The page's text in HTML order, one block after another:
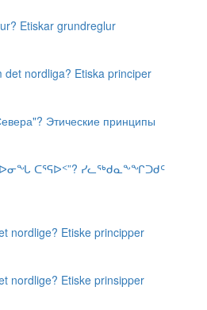
Etiskar grundreglur
nordliga? Etiska principer
Этические принципы
ᑕᕐᕋᐅᑉ”? ᓯᓚᖅᑯᓇᖕᖏᑐᑯᑦ
nordlige? Etiske principper
nordlige? Etiske prinsipper